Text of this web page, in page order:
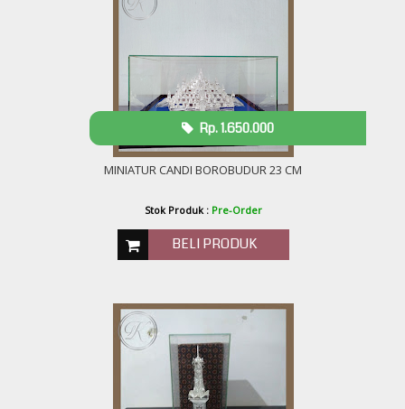
MINIATUR CANDI BOROBUDUR 23 CM
Rp. 1.650.000
Stok Produk : Pre-Order
BELI PRODUK